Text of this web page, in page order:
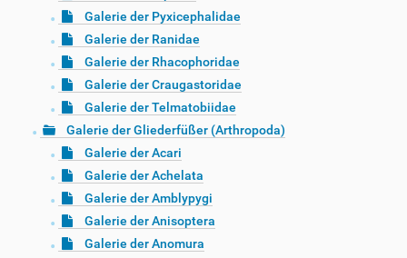
Galerie der Pyxicephalidae
Galerie der Ranidae
Galerie der Rhacophoridae
Galerie der Craugastoridae
Galerie der Telmatobiidae
Galerie der Gliederfüßer (Arthropoda)
Galerie der Acari
Galerie der Achelata
Galerie der Amblypygi
Galerie der Anisoptera
Galerie der Anomura